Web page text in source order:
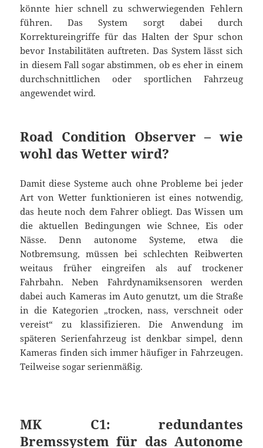
könnte hier schnell zu schwerwiegenden Fehlern
führen. Das System sorgt dabei durch
Korrektureingriffe für das Halten der Spur schon
bevor Instabilitäten auftreten. Das System lässt sich
in diesem Fall sogar abstimmen, ob es eher in einem
durchschnittlichen oder sportlichen Fahrzeug
angewendet wird.
Road Condition Observer – wie
wohl das Wetter wird?
Damit diese Systeme auch ohne Probleme bei jeder
Art von Wetter funktionieren ist eines notwendig,
das heute noch dem Fahrer obliegt. Das Wissen um
die aktuellen Bedingungen wie Schnee, Eis oder
Nässe. Denn autonome Systeme, etwa die
Notbremsung, müssen bei schlechten Reibwerten
weitaus früher eingreifen als auf trockener
Fahrbahn. Neben Fahrdynamiksensoren werden
dabei auch Kameras im Auto genutzt, um die Straße
in die Kategorien „trocken, nass, verschneit oder
vereist“ zu klassifizieren. Die Anwendung im
späteren Serienfahrzeug ist denkbar simpel, denn
Kameras finden sich immer häufiger in Fahrzeugen.
Teilweise sogar serienmäßig.
MK C1: redundantes
Bremssystem für das Autonome